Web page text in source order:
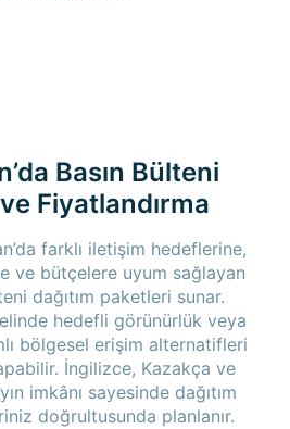
Basın Bülteni
Fiyatlandırma
farklı iletişim hedeflerine,
ve bütçelere uyum sağlayan
dağıtım paketleri sunar.
hedefli görünürlük veya
bölgesel erişim alternatifleri
İngilizce, Kazakça ve
imkânı sayesinde dağıtım
doğrultusunda planlanır.